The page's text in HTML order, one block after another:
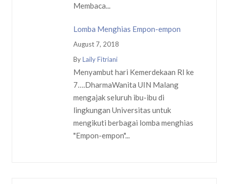
Membaca...
Lomba Menghias Empon-empon
August 7, 2018
ByLaily Fitriani
Menyambut hari Kemerdekaan RI ke
7….DharmaWanita UIN Malang
mengajak seluruh ibu-ibu di
lingkungan Universitas untuk
mengikuti berbagai lomba menghias
"Empon-empon"...